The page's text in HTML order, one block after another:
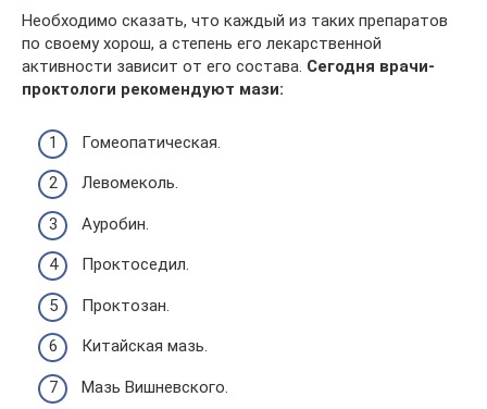
Необходимо сказать, что каждый из таких препаратов
по своему хорош, а степень его лекарственной
активности зависит от его состава. Сегодня врачи-
проктологи рекомендуют мази:
Гомеопатическая.
Левомеколь.
Ауробин.
Проктоседил.
Проктозан.
Китайская мазь.
Мазь Вишневского.